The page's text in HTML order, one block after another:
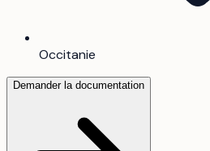
Occitanie
Demander la documentation